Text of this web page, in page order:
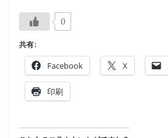
0
共有:
Facebook X
印刷